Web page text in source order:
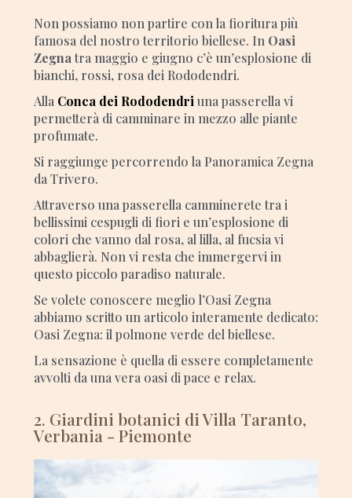
Non possiamo non partire con la fioritura più
famosa del nostro territorio biellese. In Oasi
Zegnatra maggio e giugno c’è un’esplosione di
bianchi, rossi, rosa dei Rododendri.
Alla Conca dei Rododendri una passerella vi
permetterà di camminare in mezzo alle piante
profumate.
Si raggiunge percorrendo la Panoramica Zegna
da Trivero.
Attraverso una passerella camminerete tra i
bellissimi cespugli di fiori e un’esplosione di
colori che vanno dal rosa, al lilla, al fucsia vi
abbaglierà. Non vi resta che immergervi in
questo piccolo paradiso naturale.
Se volete conoscere meglio l’Oasi Zegna
abbiamo scritto un articolo interamente dedicato:
Oasi Zegna: il polmone verde del biellese.
La sensazione è quella di essere completamente
avvolti da una vera oasi di pace e relax.
2. Giardini botanici di Villa Taranto,
Verbania - Piemonte